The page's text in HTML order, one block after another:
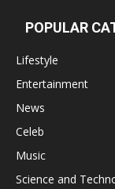
POPULAR
Lifestyle
Entertainment
News
Celeb
Music
Science and